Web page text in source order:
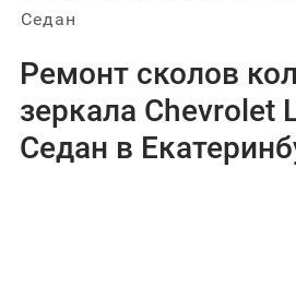
Седан
Ремонт сколов
зеркала Chevrolet
Седан в